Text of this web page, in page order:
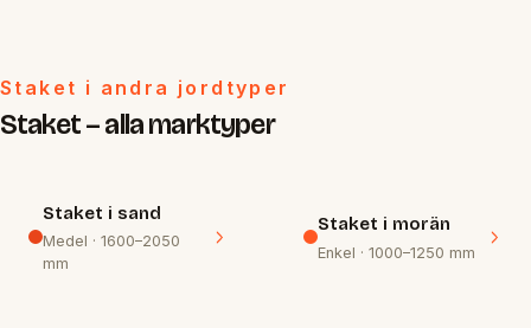
Staket i andra jordtyper
Staket – alla marktyper
Staket i sand
Medel · 1600–2050
mm
Staket i morän
Enkel · 1000–1250 mm